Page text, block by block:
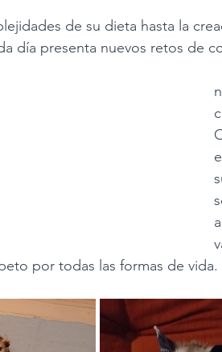
de su dieta hasta la
día presenta nuevos retos de
por todas las formas de vida.